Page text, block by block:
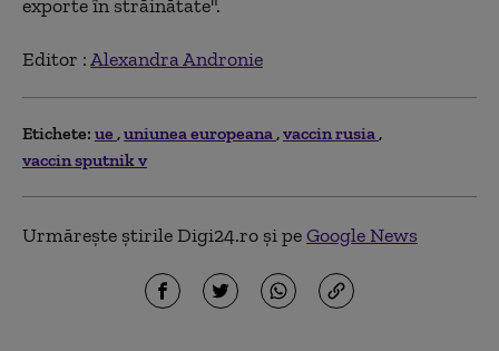
exporte în străinătate".
Editor :Alexandra Andronie
Etichete: ue uniunea europeana vaccin rusia
vaccin sputnik v
Urmărește știrile Digi24.ro și peGoogle News